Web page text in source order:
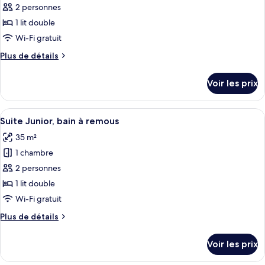
ce
type
de
chambre :
Suite,
mer
2 personnes
1 lit double
Wi-Fi gratuit
Plus de détails
Plus
le
type
de
Suite,
terrasse,
vue
mer
Voir les prix
Afficher
toutes
les
photos
pour
ce
type
chambre :
Une chambre d’hôtel avec un lit, un
4
Suite Junior, bain à remous
35 m²
1 chambre
2 personnes
1 lit double
Wi-Fi gratuit
Plus de détails
Plus
le
Voir les prix